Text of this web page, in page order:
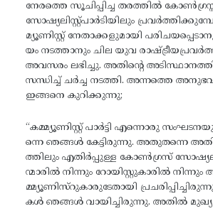
നേരത്തെ സൂചിപ്പിച്ച തരത്തിൽ
സോഷ്യലിസ്റ്റ്പാർടിയിലും
മ്യൂണിസ്റ്റ് നേതാക്കളുമായി
യം നടത്താനും ചില യുവ
അവസരം ലഭിച്ചു. അതിന്റെ
സന്ധിച്ച് ചർച്ച നടത്തി. അന്നത്തെ
ഇങ്ങനെ കുറിക്കുന്നു;
“കമ്മ്യൂണിസ്റ്റ് പാർട്ടി എന്നൊരു
ന്നെ ഞങ്ങൾ കേട്ടിരുന്നു. അതുതന്നെ
ത്തിലും എതിർപ്പുള്ള കോൺഗ്രസ്
ന്മാരിൽ നിന്നും റോയിസ്റ്റുകാരിൽ
മ്മ്യൂണിസ്റുകാരുടേതായി
കൾ ഞങ്ങൾ വായിച്ചിരുന്നു. അതിൽ